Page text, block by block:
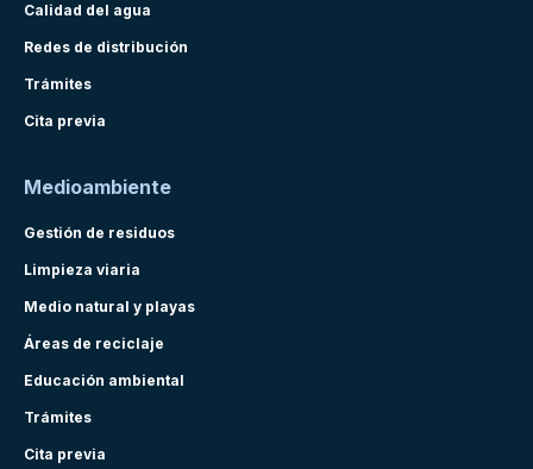
Calidad del agua
Redes de distribución
Trámites
Cita previa
Medioambiente
Gestión de residuos
Limpieza viaria
Medio natural y playas
Áreas de reciclaje
Educación ambiental
Trámites
Cita previa